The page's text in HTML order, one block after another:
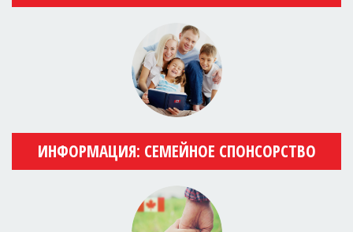
ИНФОРМАЦИЯ: СЕМЕЙНОЕ СПОНСОРСТВО